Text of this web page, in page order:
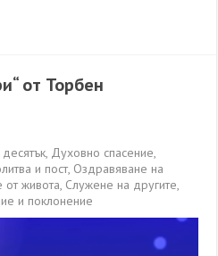
от Торбен
, Духовно спасение,
и пост, Оздравяване на
живота, Служене на другите,
и поклонение